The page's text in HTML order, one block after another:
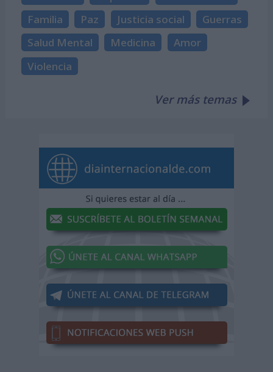
Familia
Paz Justicia social
Guerras
Salud Mental
Medicina
Amor
Violencia
Ver más temas